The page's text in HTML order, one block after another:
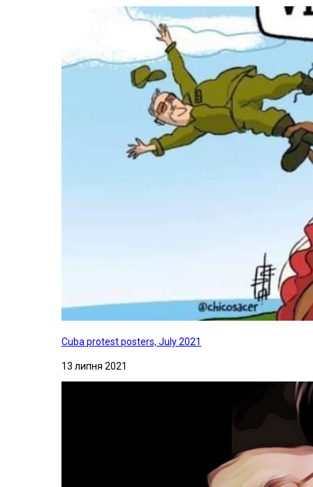
Cuba protest posters, July 2021
13 липня 2021